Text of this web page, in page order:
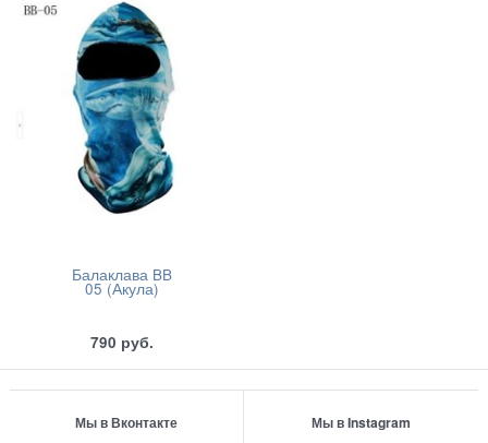
Балаклава BB
05 (Акула)
790 руб.
Мы в Вконтакте Мы в Instagram